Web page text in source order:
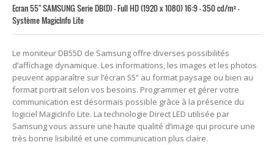
Ecran 55'' SAMSUNG Serie DB(D) - Full HD (1920 x 1080) 16:9 - 350 cd/m² -
Système MagicInfo Lite
Le moniteur DB55D de Samsung offre diverses possibilités
d’affichage dynamique. Les informations, les images et les photos
peuvent apparaître sur l’écran 55” au format paysage ou bien au
format portrait selon vos besoins. Programmer et gérer votre
communication est désormais possible grâce à la présence du
logiciel MagicInfo Lite. La technologie Direct LED utilisée par
Samsung vous assure une haute qualité d’image qui procure une
très bonne lisibilité et une communication plus claire.